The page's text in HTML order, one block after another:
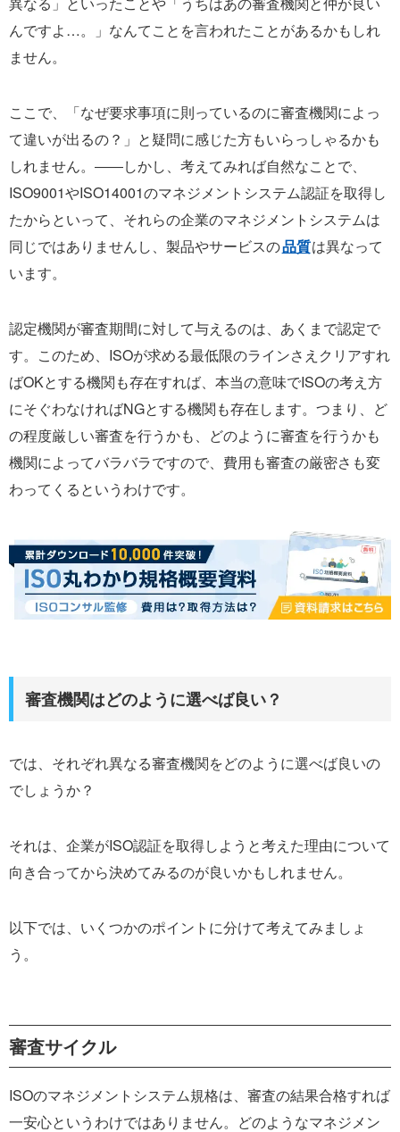
んですよ…。」なんてことを言われたことがあるかもしれ
ません。
ここで、「なぜ要求事項に則っているのに審査機関によっ
て違いが出るの？」と疑問に感じた方もいらっしゃるかも
しれません。――しかし、考えてみれば自然なことで、
ISO9001やISO14001のマネジメントシステム認証を取得し
たからといって、それらの企業のマネジメントシステムは
同じではありませんし、製品やサービスの品質は異なって
います。
認定機関が審査期間に対して与えるのは、あくまで認定で
す。このため、ISOが求める最低限のラインさえクリアすれ
ばOKとする機関も存在すれば、本当の意味でISOの考え方
にそぐわなければNGとする機関も存在します。つまり、ど
の程度厳しい審査を行うかも、どのように審査を行うかも
機関によってバラバラですので、費用も審査の厳密さも変
わってくるというわけです。
審査機関はどのように選べば良い？
では、それぞれ異なる審査機関をどのように選べば良いの
でしょうか？
それは、企業がISO認証を取得しようと考えた理由について
向き合ってから決めてみるのが良いかもしれません。
以下では、いくつかのポイントに分けて考えてみましょ
う。
審査サイクル
ISOのマネジメントシステム規格は、審査の結果合格すれば
一安心というわけではありません。どのようなマネジメン